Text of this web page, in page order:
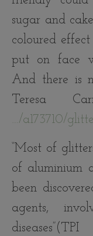
sugar and
coloured
put on face
And there is
Teresa
…/a173710/
“Most of
of aluminium
been
agents,